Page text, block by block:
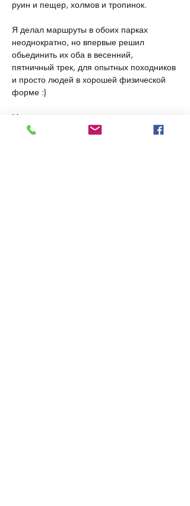
руин и пещер, холмов и тропинок.
Я делал маршруты в обоих парках
неоднократно, но впервые решил
обьединить их оба в весенний,
пятничный трек, для опытных походников
и просто людей в хорошей физической
форме :)
Мы начнем с вами от легендарного
Елевферополя с его амфитеатром и